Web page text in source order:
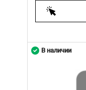
В наличии